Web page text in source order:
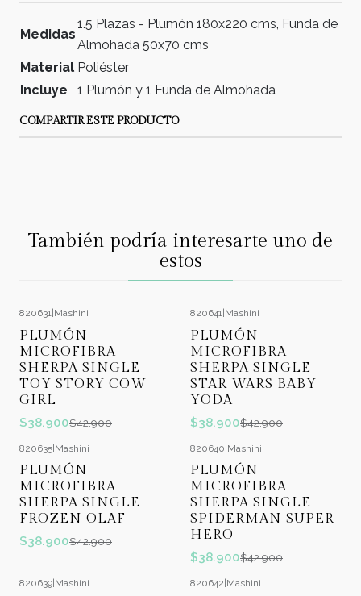
Medidas
1.5 Plazas - Plumón 180x220 cms, Funda de
Almohada 50x70 cms
Material Poliéster
Incluye
1 Plumón y 1 Funda de Almohada
COMPARTIR ESTE PRODUCTO
También podría interesarte uno de
estos
820631 Mashini
PLUMÓN
MICROFIBRA
SHERPA SINGLE
TOY STORY COW
GIRL
$38.900$42.900
820641 Mashini
PLUMÓN
MICROFIBRA
SHERPA SINGLE
STAR WARS BABY
YODA
$38.900$42.900
820635|Mashini
PLUMÓN
MICROFIBRA
SHERPA SINGLE
FROZEN OLAF
$38.900$42.900
820640|Mashini
PLUMÓN
MICROFIBRA
SHERPA SINGLE
SPIDERMAN SUPER
HERO
$38.900$42.900
820639 Mashini 820642 Mashini